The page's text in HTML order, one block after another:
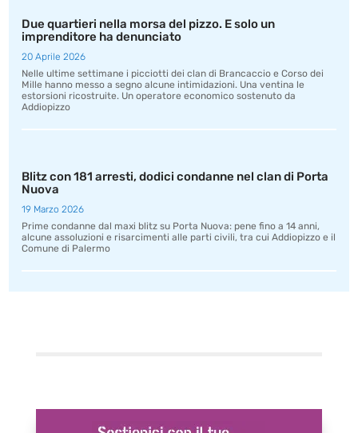
Due quartieri nella morsa del pizzo. E solo un
imprenditore ha denunciato
20 Aprile 2026
Nelle ultime settimane i picciotti dei clan di Brancaccio e Corso dei
Mille hanno messo a segno alcune intimidazioni. Una ventina le
estorsioni ricostruite. Un operatore economico sostenuto da
Addiopizzo
Blitz con 181 arresti, dodici condanne nel clan di Porta
Nuova
19 Marzo 2026
Prime condanne dal maxi blitz su Porta Nuova: pene fino a 14 anni,
alcune assoluzioni e risarcimenti alle parti civili, tra cui Addiopizzo e il
Comune di Palermo